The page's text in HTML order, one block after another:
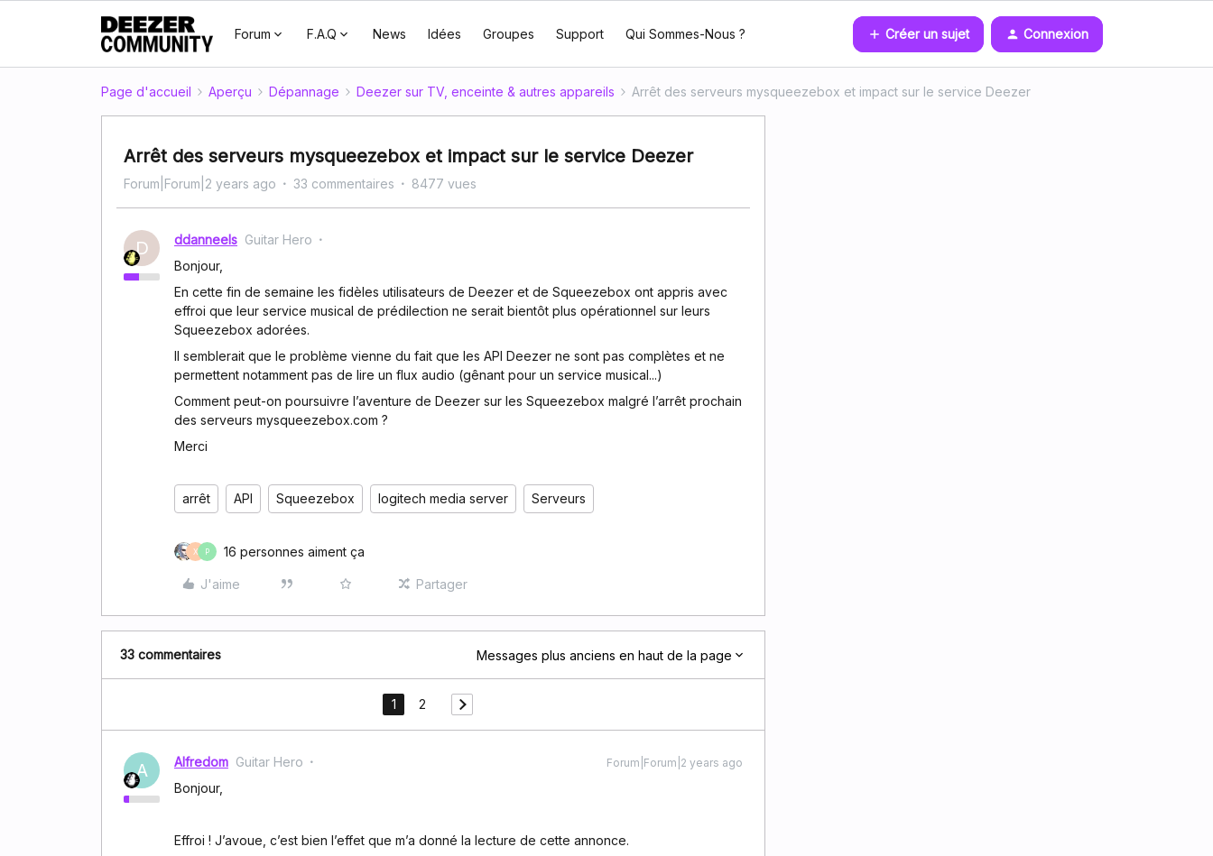
Forum F.A.Q News Idées Groupes Support Qui Sommes-Nous ? Créer un sujet Connexion
Page d'accueil Aperçu Dépannage Deezer sur TV, enceinte & autres appareils Arrêt des serveurs mysqueezebox et impact sur le service Deezer
Arrêt des serveurs mysqueezebox et impact sur le service Deezer
Forum|Forum|2 years ago 33 commentaires 8477 vues
D ddanneels Guitar Hero
Bonjour,
En cette fin de semaine les fidèles utilisateurs de Deezer et de Squeezebox ont appris avec
effroi que leur service musical de prédilection ne serait bientôt plus opérationnel sur leurs
Squeezebox adorées.
Il semblerait que le problème vienne du fait que les API Deezer ne sont pas complètes et ne
permettent notamment pas de lire un flux audio (gênant pour un service musical...)
Comment peut-on poursuivre l’aventure de Deezer sur les Squeezebox malgré l’arrêt prochain
des serveurs mysqueezebox.com ?
Merci
arrêt API Squeezebox logitech media server Serveurs
X P 16 personnes aiment ça
J'aime Partager
33 commentaires Messages plus anciens en haut de la page
1 2
A Alfredom Guitar Hero Forum|Forum|2 years ago
Bonjour,
Effroi ! J’avoue, c’est bien l’effet que m’a donné la lecture de cette annonce.